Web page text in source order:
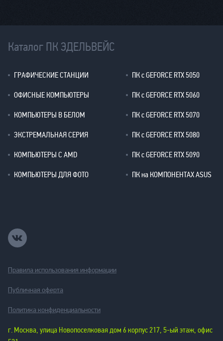
Каталог ПК ЭДЕЛЬВЕЙС
ГРАФИЧЕСКИЕ СТАНЦИИ
ОФИСНЫЕ КОМПЬЮТЕРЫ
КОМПЬЮТЕРЫ В БЕЛОМ
ЭКСТРЕМАЛЬНАЯ СЕРИЯ
КОМПЬЮТЕРЫ С AMD
КОМПЬЮТЕРЫ ДЛЯ ФОТО
ПК с GEFORCE RTX 5050
ПК с GEFORCE RTX 5060
ПК с GEFORCE RTX 5070
ПК с GEFORCE RTX 5080
ПК с GEFORCE RTX 5090
ПК на КОМПОНЕНТАХ ASUS
Правила использования информации
Публичная оферта
Политика конфиденциальности
г. Москва, улица Новопоселковая дом 6 корпус 217, 5-ый этаж, офис